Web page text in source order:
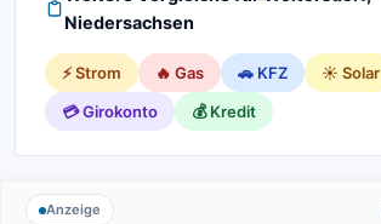
Niedersachsen
⚡ Strom 🔥 Gas 🚗 KFZ
☀️ Solar
💳 Girokonto
💰 Kredit
Anzeige